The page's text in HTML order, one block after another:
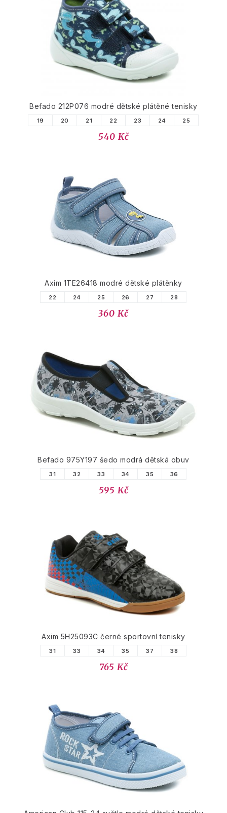
Befado 212P076 modré dětské plátěné tenisky
19 20 21 22 23 24 25
540 Kč
Axim 1TE26418 modré dětské plátěnky
22 24 25 26 27 28
360 Kč
Befado 975Y197 šedo modrá dětská obuv
31 32 33 34 35 36
595 Kč
Axim 5H25093C černé sportovní tenisky
31 33 34 35 37 38
765 Kč